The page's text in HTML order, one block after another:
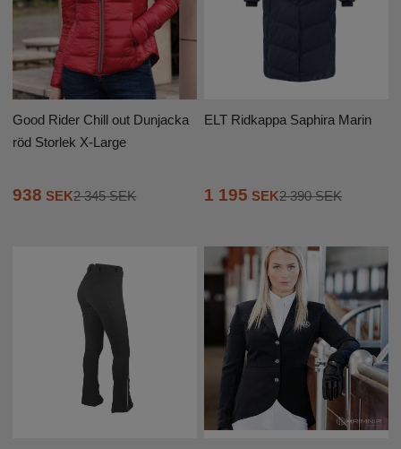
Good Rider Chill out Dunjacka
röd Storlek X-Large
938 SEK2 345 SEK
ELT Ridkappa Saphira Marin
1 195 SEK2 390 SEK